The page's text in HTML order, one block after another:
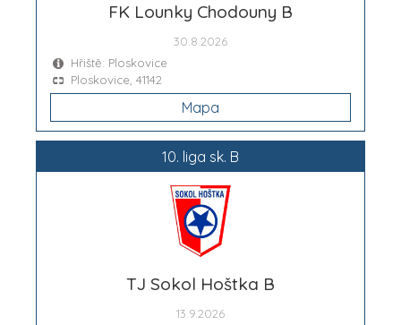
FK Lounky Chodouny B
30.8.2026
Hřiště: Ploskovice
Ploskovice, 41142
Mapa
10. liga sk. B
TJ Sokol Hoštka B
13.9.2026